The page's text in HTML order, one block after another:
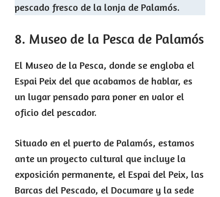
pescado fresco de la lonja de Palamós.
8. Museo de la Pesca de Palamós
El Museo de la Pesca, donde se engloba el
Espai Peix del que acabamos de hablar, es
un lugar pensado para poner en valor el
oficio del pescador.
Situado en el puerto de Palamós, estamos
ante un proyecto cultural que incluye la
exposición permanente, el Espai del Peix, las
Barcas del Pescado, el Documare y la sede